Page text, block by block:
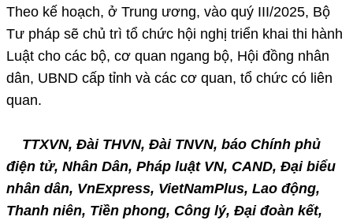
Theo kế hoạch, ở Trung ương, vào quý III/2025, Bộ
Tư pháp sẽ chủ trì tổ chức hội nghị triển khai thi hành
Luật cho các bộ, cơ quan ngang bộ, Hội đồng nhân
dân, UBND cấp tỉnh và các cơ quan, tổ chức có liên
quan.
TTXVN, Đài THVN, Đài TNVN, báo Chính phủ
điện tử, Nhân Dân, Pháp luật VN, CAND, Đại biểu
nhân dân, VnExpress, VietNamPlus, Lao động,
Thanh niên, Tiền phong, Công lý, Đại đoàn kết,